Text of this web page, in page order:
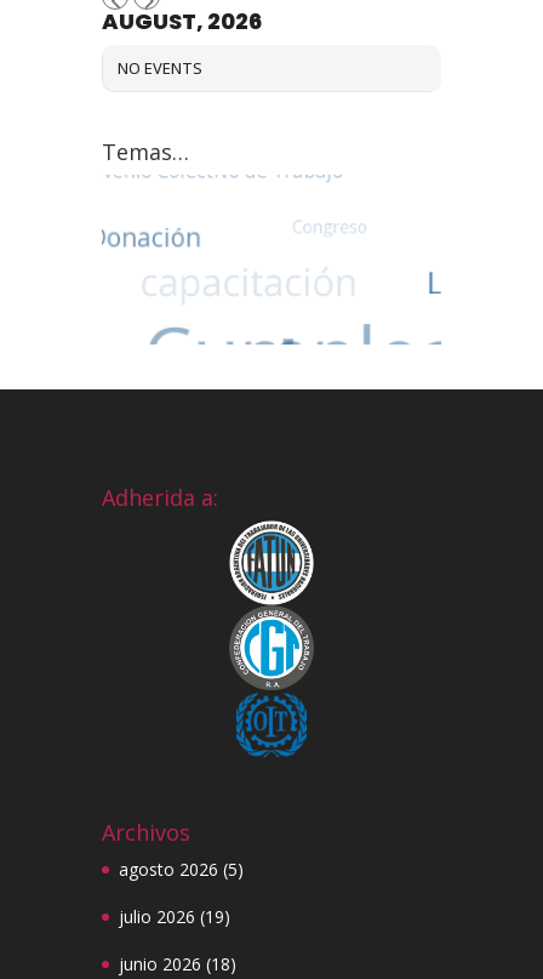
AUGUST, 2026
NO EVENTS
Temas…
Adherida a:
Archivos
agosto 2026 (5)
julio 2026 (19)
junio 2026 (18)